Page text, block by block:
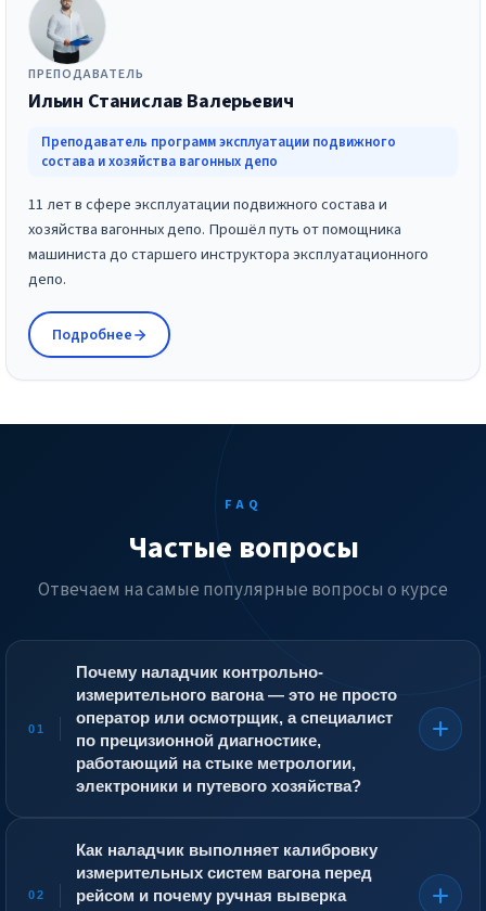
ПРЕПОДАВАТЕЛЬ
Ильин Станислав Валерьевич
Преподаватель программ эксплуатации подвижного
состава и хозяйства вагонных депо
11 лет в сфере эксплуатации подвижного состава и
хозяйства вагонных депо. Прошёл путь от помощника
машиниста до старшего инструктора эксплуатационного
депо.
Подробнее
FAQ
Частые вопросы
Отвечаем на самые популярные вопросы о курсе
01
Почему наладчик контрольно-
измерительного вагона — это не просто
оператор или осмотрщик, а специалист
по прецизионной диагностике,
работающий на стыке метрологии,
электроники и путевого хозяйства?
дефектоскопный вагон) — это передвижная
лаборатория, которая на ходу, под нагрузкой,
фиксирует малейшие отклонения геометрии
02
Как наладчик выполняет калибровку
измерительных систем вагона перед
рейсом и почему ручная выверка